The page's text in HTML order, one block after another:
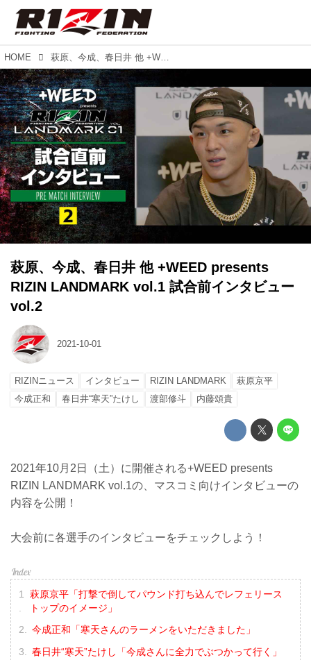
HOME 萩原、今成、春日井 他 +WEED presents RIZIN LANDMARK vol.1 試合前インタビュー vol.2
萩原、今成、春日井 他 +WEED presents
RIZIN LANDMARK vol.1 試合前インタビュー
vol.2
2021-10-01
RIZINニュース インタビュー RIZIN LANDMARK
萩原京平
今成正和
春日井“寒天”たけし 渡部修斗 内藤頌貴
2021年10月2日（土）に開催される+WEED presents
RIZIN LANDMARK vol.1の、マスコミ向けインタビューの
内容を公開！
大会前に各選手のインタビューをチェックしよう！
萩原京平「打撃で倒してパウンド打ち込んでレフェリース
トップのイメージ」
今成正和「寒天さんのラーメンをいただきました」
春日井“寒天”たけし「今成さんに全力でぶつかって行く」